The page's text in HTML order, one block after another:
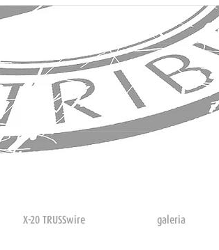
X-20 TRUSSwire galeria